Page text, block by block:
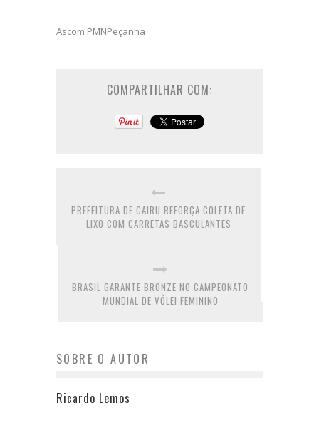
Ascom PMNPeçanha
COMPARTILHAR COM:
PREFEITURA DE CAIRU REFORÇA COLETA DE
LIXO COM CARRETAS BASCULANTES
BRASIL GARANTE BRONZE NO CAMPEONATO
MUNDIAL DE VÔLEI FEMININO
SOBRE O AUTOR
Ricardo Lemos